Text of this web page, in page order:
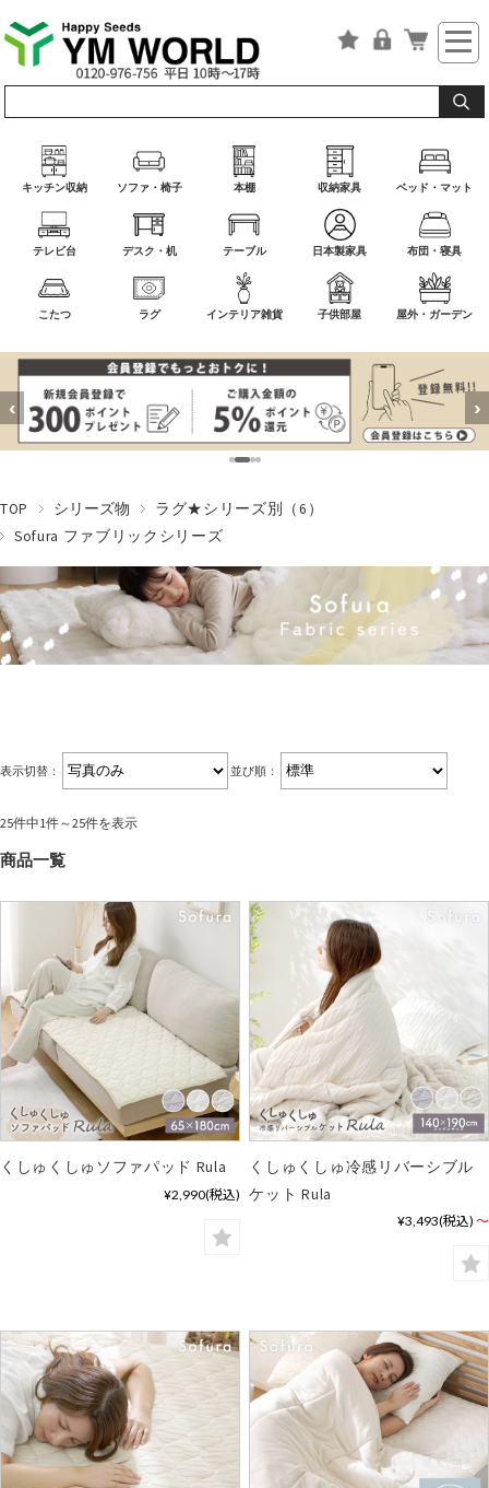
キッチン収納 ソファ・椅子 本棚 収納家具 ベッド・マット
テレビ台 デスク・机 テーブル 日本製家具 布団・寝具
こたつ ラグ インテリア雑貨 子供部屋 屋外・ガーデン
‹ ›
TOP シリーズ物
ラグ★シリーズ別（6）
Sofura ファブリックシリーズ
表示切替： 並び順：
25件中1件～25件を表示
商品一覧
くしゅくしゅソファパッド Rula
¥2,990(税込)
くしゅくしゅ冷感リバーシブル
ケット Rula
¥3,493(税込) ～